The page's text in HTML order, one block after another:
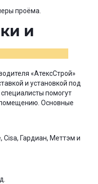
проёма.
и
«АтексСтрой»
и установкой под
помогут
Основные
Гардиан, Меттэм и